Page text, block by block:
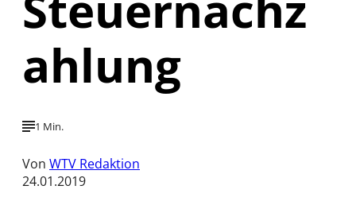
ahlung
1 Min.
Von WTV Redaktion
24.01.2019